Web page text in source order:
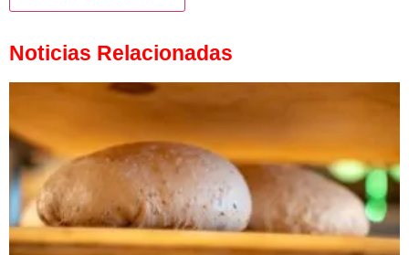
Noticias Relacionadas